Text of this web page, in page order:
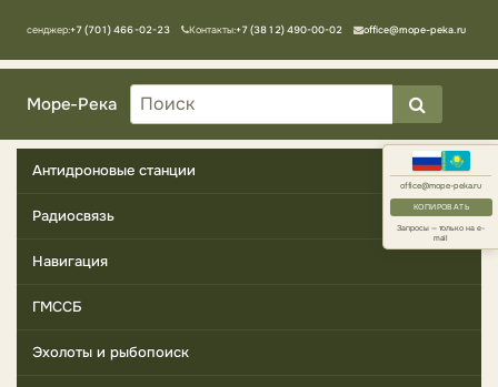
office@mope-peka.ru
КОПИРОВАТЬ
Запросы — только на e-
mail
Мессенджер:+7 (701) 466-02-23 Контакты:+7 (3812) 490-00-02 office@mope-peka.ru
Море-Река
Антидроновые станции
Радиосвязь
Навигация
ГМССБ
Эхолоты и рыбопоиск